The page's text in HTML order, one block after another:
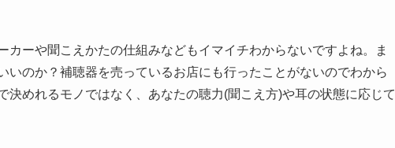
カーや聞こえかたの仕組みなどもイマイチわからないですよね。ま
いのか？補聴器を売っているお店にも行ったことがないのでわから
決めれるモノではなく、あなたの聴力(聞こえ方)や耳の状態に応じて